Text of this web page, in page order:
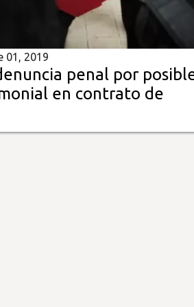
01, 2019
penal por
en contrato de